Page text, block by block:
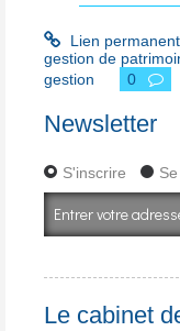
Lien permanent
gestion de
gestion
0
Newsletter
S'inscrire
Le cabinet